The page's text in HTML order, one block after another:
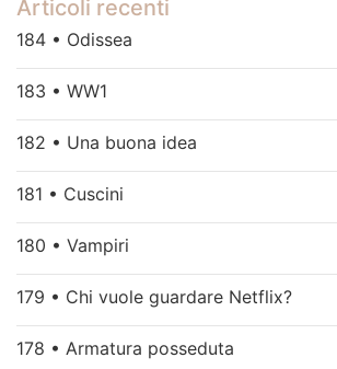
Articoli recenti
184 • Odissea
183 • WW1
182 • Una buona idea
181 • Cuscini
180 • Vampiri
179 • Chi vuole guardare Netflix?
178 • Armatura posseduta